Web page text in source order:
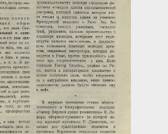
Загрузка...